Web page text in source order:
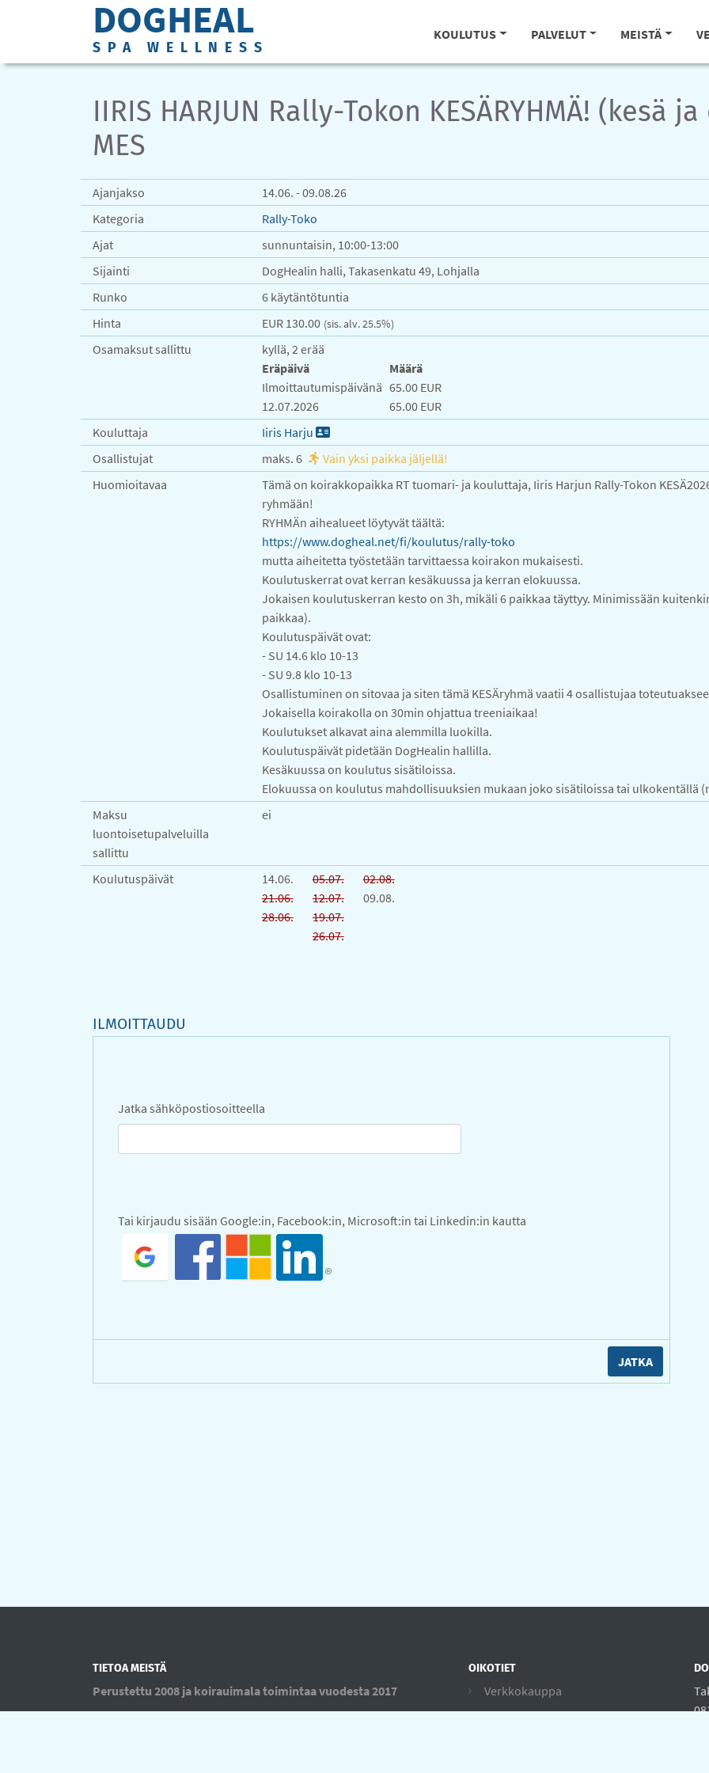
DOGHEAL
SPA WELLNESS
KOULUTUS PALVELUT MEISTÄ
IIRIS HARJUN Rally-Tokon KESÄRYHMÄ! (kesä
MES
Ajanjakso
14.06. - 09.08.26
Kategoria
Rally-Toko
Ajat
sunnuntaisin, 10:00-13:00
Sijainti
DogHealin halli, Takasenkatu 49, Lohjalla
Runko
6 käytäntötuntia
Hinta
EUR 130.00 (sis. alv. 25.5%)
Osamaksut sallittu
kyllä, 2 erää
Eräpäivä
Määrä
Ilmoittautumispäivänä 65.00 EUR
12.07.2026
65.00 EUR
Kouluttaja
Iiris Harju
Osallistujat
maks. 6
Vain yksi paikka jäljellä!
Huomioitavaa
Tämä on koirakkopaikka RT tuomari- ja kouluttaja, Iiris Harjun Rally-Tokon
ryhmään!
RYHMÄn aihealueet löytyvät täältä:
https://www.dogheal.net/fi/koulutus/rally-toko
mutta aiheitetta työstetään tarvittaessa koirakon mukaisesti.
Koulutuskerrat ovat kerran kesäkuussa ja kerran elokuussa.
Jokaisen koulutuskerran kesto on 3h, mikäli 6 paikkaa täyttyy. Minimissään
paikkaa).
Koulutuspäivät ovat:
- SU 14.6 klo 10-13
- SU 9.8 klo 10-13
Osallistuminen on sitovaa ja siten tämä KESÄryhmä vaatii 4 osallistujaa
Jokaisella koirakolla on 30min ohjattua treeniaikaa!
Koulutukset alkavat aina alemmilla luokilla.
Koulutuspäivät pidetään DogHealin hallilla.
Kesäkuussa on koulutus sisätiloissa.
Elokuussa on koulutus mahdollisuuksien mukaan joko sisätiloissa tai ulkokentällä
Maksu
luontoisetupalveluilla
sallittu
ei
Koulutuspäivät
14.06.
21.06.
28.06.
05.07.
12.07.
19.07.
26.07.
02.08.
09.08.
ILMOITTAUDU
Jatka sähköpostiosoitteella
Tai kirjaudu sisään Google:in, Facebook:in, Microsoft:in tai Linkedin:in kautta
JATKA
TIETOA MEISTÄ
Perustettu 2008 ja koirauimala toimintaa vuodesta 2017
OIKOTIET
Verkkokauppa